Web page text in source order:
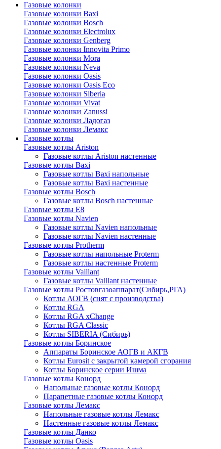
Газовые колонки
Газовые колонки Baxi
Газовые колонки Bosch
Газовые колонки Electrolux
Газовые колонки Genberg
Газовые колонки Innovita Primo
Газовые колонки Mora
Газовые колонки Neva
Газовые колонки Oasis
Газовые колонки Oasis Eco
Газовые колонки Siberia
Газовые колонки Vivat
Газовые колонки Zanussi
Газовые колонки Ладогаз
Газовые колонки Лемакс
Газовые котлы
Газовые котлы Ariston
Газовые котлы Ariston настенные
Газовые котлы Baxi
Газовые котлы Baxi напольные
Газовые котлы Baxi настенные
Газовые котлы Bosch
Газовые котлы Bosch настенные
Газовые котлы E8
Газовые котлы Navien
Газовые котлы Navien напольные
Газовые котлы Navien настенные
Газовые котлы Protherm
Газовые котлы напольные Proterm
Газовые котлы настенные Proterm
Газовые котлы Vaillant
Газовые котлы Vaillant настенные
Газовые котлы Ростовгазоаппарат(Сибирь,РГА)
Котлы АОГВ (снят с производства)
Котлы RGA
Котлы RGA xChange
Котлы RGA Classic
Котлы SIBERIA (Сибирь)
Газовые котлы Боринское
Аппараты Боринское АОГВ и АКГВ
Котлы Eurosit с закрытой камерой сгорания
Котлы Боринское серии Ишма
Газовые котлы Конорд
Напольные газовые котлы Конорд
Парапетные газовые котлы Конорд
Газовые котлы Лемакс
Напольные газовые котлы Лемакс
Настенные газовые котлы Лемакс
Газовые котлы Данко
Газовые котлы Oasis